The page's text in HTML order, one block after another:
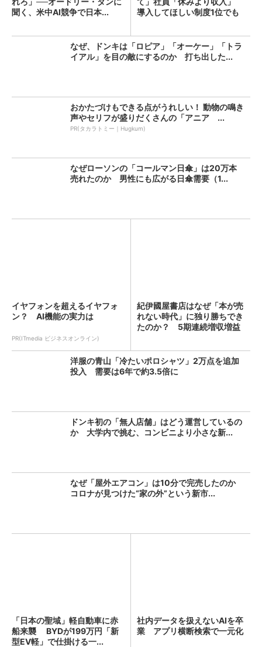
聞く、米中AI競争で日本...
導入してほしい制度1位でも
なぜ、ドンキは「ロピア」「オーケー」「トラ
イアル」を目の敵にするのか 打ち出した...
おかたづけもできる点がうれしい！ 動物の鳴き
声やセリフが盛りだくさんの「アニア ...
PR(タカラトミー｜Hugkum)
なぜローソンの「コールマン日傘」は20万本
売れたのか 男性にも広がる日傘需要（1...
イヤフォンを超えるイヤフォ
ン？ AI機能の実力は
PR(ITmedia ビジネスオンライン)
紀伊國屋書店はなぜ「本が売
れない時代」に独り勝ちでき
たのか？ 5期連続増収増益
洋服の青山「冷たいポロシャツ」2万点を追加
投入 需要は6年で約3.5倍に
ドンキ初の「無人店舗」はどう運営しているの
か 大学内で挑む、コンビニより小さな新...
なぜ「屋外エアコン」は10分で完売したのか
コロナが見つけた“家の外”という新市...
「日本の聖域」軽自動車に赤
船来襲 BYDが199万円「新
型EV軽」で仕掛ける一...
社内データを扱えないAIを卒
業 アプリ横断検索で一元化